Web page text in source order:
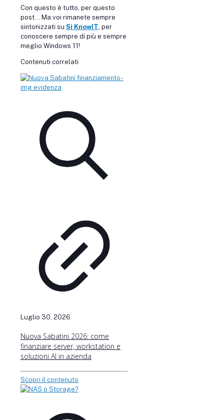
Con questo è tutto, per questo
post… Ma voi rimanete sempre
sintonizzati su Si KnowIT, per
conoscere sempre di più e sempre
meglio Windows 11!
Contenuti correlati
Luglio 30, 2026
Nuova Sabatini 2026: come
finanziare server, workstation e
soluzioni AI in azienda
Scopri il contenuto